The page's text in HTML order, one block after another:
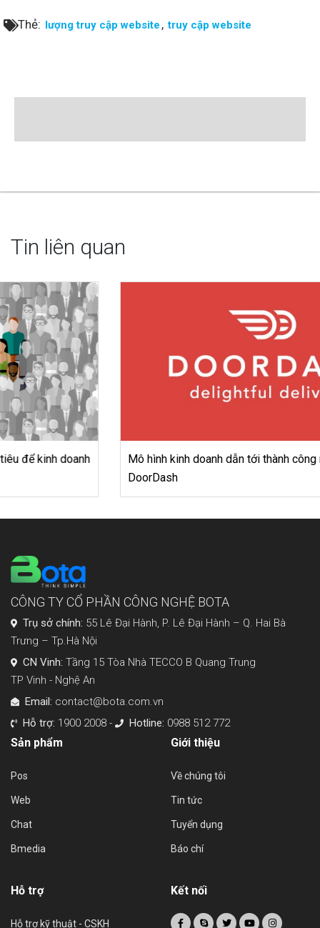
Thẻ: lượng truy cập website , truy cập website
Tin liên quan
Mô hình kinh doanh dẫn tới thành công ngoạn mục của
CÔNG TY CỔ PHẦN CÔNG NGHỆ BOTA
Trụ sở chính: 55 Lê Đại Hành, P. Lê Đại Hành – Q. Hai Bà
Trưng – Tp.Hà Nội
CN Vinh: Tầng 15 Tòa Nhà TECCO B Quang Trung
TP Vinh - Nghệ An
Email: contact@bota.com.vn
Hỗ trợ: 1900 2008 - Hotline: 0988 512 772
Sản phẩm
Pos
Web
Chat
Bmedia
Giới thiệu
Về chúng tôi
Tin tức
Tuyển dụng
Báo chí
Hỗ trợ
Hỗ trợ kỹ thuật - CSKH
Kết nối